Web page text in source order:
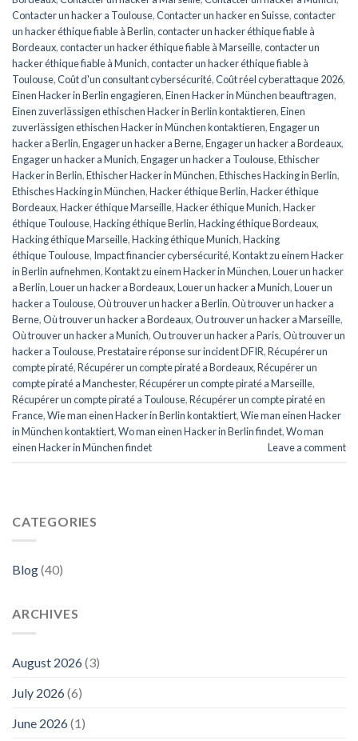
Contacter un hacker a Toulouse,Contacter un hacker en Suisse,contacter
un hacker éthique fiable à Berlin,contacter un hacker éthique fiable à
Bordeaux,contacter un hacker éthique fiable à Marseille,contacter un
hacker éthique fiable à Munich,contacter un hacker éthique fiable à
Toulouse,Coût d'un consultant cybersécurité,Coût réel cyberattaque 2026,
Einen Hacker in Berlin engagieren,Einen Hacker in München beauftragen,
Einen zuverlässigen ethischen Hacker in Berlin kontaktieren,Einen
zuverlässigen ethischen Hacker in München kontaktieren,Engager un
hacker a Berlin,Engager un hacker a Berne,Engager un hacker a Bordeaux,
Engager un hacker a Munich,Engager un hacker a Toulouse,Ethischer
Hacker in Berlin,Ethischer Hacker in München,Ethisches Hacking in Berlin,
Ethisches Hacking in München,Hacker éthique Berlin,Hacker éthique
Bordeaux,Hacker éthique Marseille,Hacker éthique Munich,Hacker
éthique Toulouse,Hacking éthique Berlin,Hacking éthique Bordeaux,
Hacking éthique Marseille,Hacking éthique Munich,Hacking
éthique Toulouse, Impact financier cybersécurité,Kontakt zu einem Hacker
in Berlin aufnehmen,Kontakt zu einem Hacker in München,Louer un hacker
a Berlin,Louer un hacker a Bordeaux,Louer un hacker a Munich,Louer un
hacker a Toulouse,Où trouver un hacker a Berlin,Où trouver un hacker a
Berne,Où trouver un hacker a Bordeaux,Ou trouver un hacker a Marseille,
Où trouver un hacker a Munich,Ou trouver un hacker a Paris,Où trouver un
hacker a Toulouse,Prestataire réponse sur incident DFIR,Récupérer un
compte piraté,Récupérer un compte piraté a Bordeaux,Récupérer un
compte piraté a Manchester,Récupérer un compte piraté a Marseille,
Récupérer un compte piraté a Toulouse,Récupérer un compte piraté en
France,Wie man einen Hacker in Berlin kontaktiert,Wie man einen Hacker
in München kontaktiert,Wo man einen Hacker in Berlin findet,Wo man
einen Hacker in München findet
Leave a comment
CATEGORIES
Blog(40)
ARCHIVES
August 2026(3)
July 2026(6)
June 2026(1)